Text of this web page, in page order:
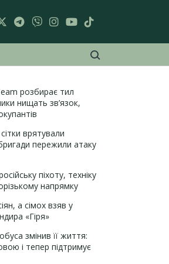
розбирає тил
нищать зв’язок,
врятували
бригади пережили атаку
піхоту, техніку
напрямку
а сімох взяв у
«Гіря»
змінив її життя:
і тепер підтримує